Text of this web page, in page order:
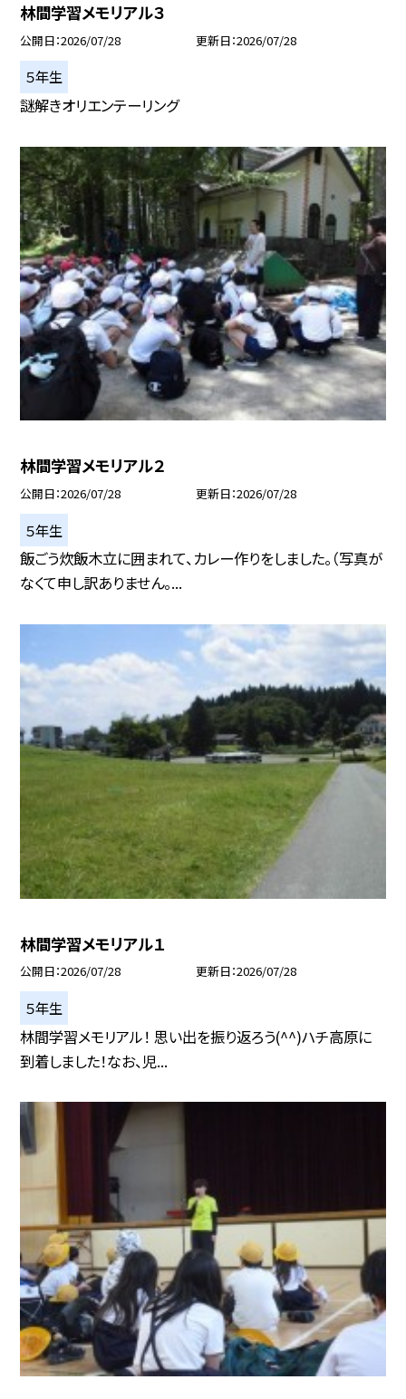
林間学習メモリアル３
公開日 2026/07/28 更新日 2026/07/28
５年生
謎解きオリエンテーリング
林間学習メモリアル２
公開日 2026/07/28 更新日 2026/07/28
５年生
飯ごう炊飯木立に囲まれて、カレー作りをしました。（写真が
なくて申し訳ありません。...
林間学習メモリアル１
公開日 2026/07/28 更新日 2026/07/28
５年生
林間学習メモリアル！ 思い出を振り返ろう(^^)ハチ高原に
到着しました！なお、児...